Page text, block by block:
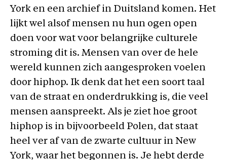
York en een archief in Duitsland komen. Het
lijkt wel alsof mensen nu hun ogen open
doen voor wat voor belangrijke culturele
stroming dit is. Mensen van over de hele
wereld kunnen zich aangesproken voelen
door hiphop. Ik denk dat het een soort taal
van de straat en onderdrukking is, die veel
mensen aanspreekt. Als je ziet hoe groot
hiphop is in bijvoorbeeld Polen, dat staat
heel ver af van de zwarte cultuur in New
York, waar het begonnen is. Je hebt derde